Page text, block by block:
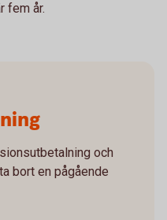
fem år.
och
bort en pågående